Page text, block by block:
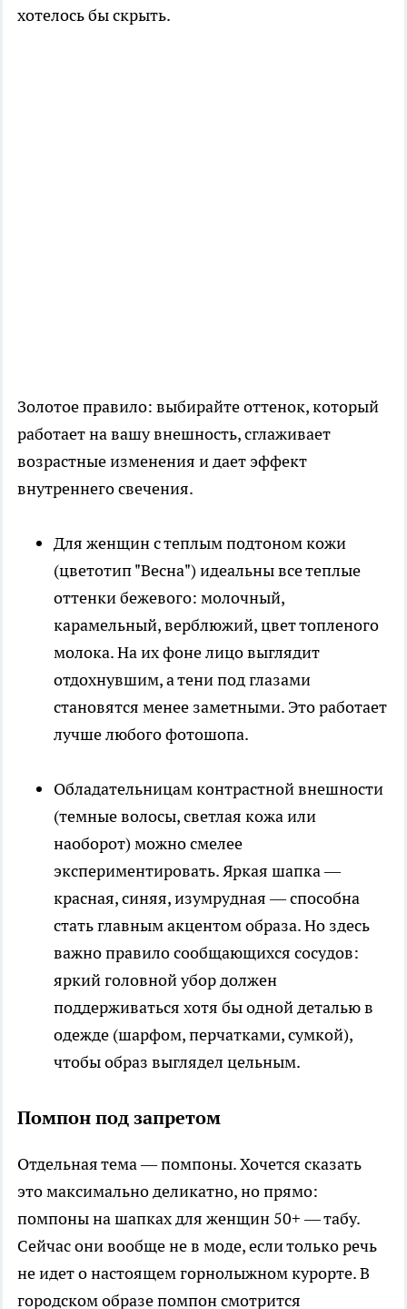
хотелось бы скрыть.
Золотое правило: выбирайте оттенок, который
работает на вашу внешность, сглаживает
возрастные изменения и дает эффект
внутреннего свечения.
Для женщин с теплым подтоном кожи
(цветотип "Весна") идеальны все теплые
оттенки бежевого: молочный,
карамельный, верблюжий, цвет топленого
молока. На их фоне лицо выглядит
отдохнувшим, а тени под глазами
становятся менее заметными. Это работает
лучше любого фотошопа.
Обладательницам контрастной внешности
(темные волосы, светлая кожа или
наоборот) можно смелее
экспериментировать. Яркая шапка —
красная, синяя, изумрудная — способна
стать главным акцентом образа. Но здесь
важно правило сообщающихся сосудов:
яркий головной убор должен
поддерживаться хотя бы одной деталью в
одежде (шарфом, перчатками, сумкой),
чтобы образ выглядел цельным.
Помпон под запретом
Отдельная тема — помпоны. Хочется сказать
это максимально деликатно, но прямо:
помпоны на шапках для женщин 50+ — табу.
Сейчас они вообще не в моде, если только речь
не идет о настоящем горнолыжном курорте. В
городском образе помпон смотрится